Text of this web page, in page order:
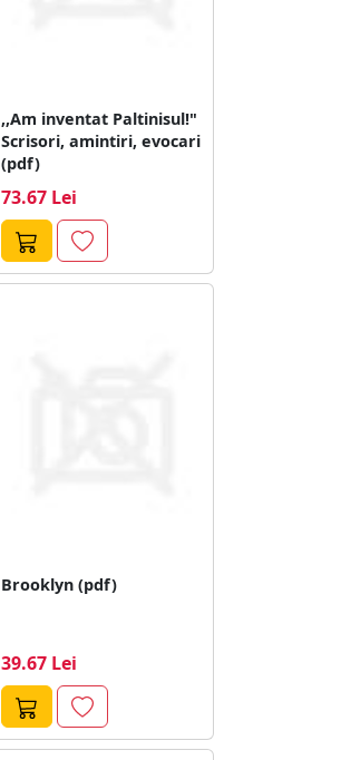
,,Am inventat Paltinisul!"
Scrisori, amintiri, evocari
(pdf)
73.67 Lei
Brooklyn (pdf)
39.67 Lei